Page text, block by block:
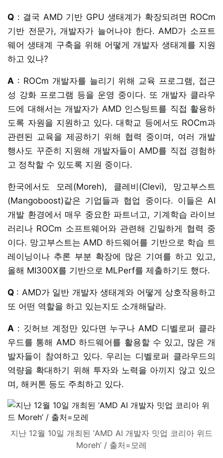
Q : 결국 AMD 기반 GPU 생태계가 확장되려면 ROCm
기반 전문가, 개발자가 늘어나야 한다. AMD가 소프트
웨어 생태계 구축을 위해 어떻게 개발자 생태계를 지원
하고 있나?
A : ROCm 개발자를 늘리기 위해 교육 프로그램, 접근
성 강화 프로그램 등을 운영 중이다. 또 개발자 클라우
드에 대해서는 개발자가 AMD 인스팅트를 직접 활용하
도록 자원을 지원하고 있다. 대학교 등에서도 ROCm과
관련된 교육을 제공하기 위해 협력 중이며, 여러 개발
행사도 꾸준히 지원해 개발자들이 AMD를 직접 경험하
고 정착할 수 있도록 지원 중이다.
한국에서도 모레(Moreh), 클레비(Clevi), 망고부스트
(Mangoboost)같은 기업들과 협업 중이다. 이들은 AI
개발 환경에서 매우 중요한 파트너고, 기계학습 라이브
러리나 ROCm 소프트웨어와 관련해 긴밀하게 협력 중
이다. 망고부스트는 AMD 하드웨어를 기반으로 학습 트
레이닝이나 추론 부분 확장에 많은 기여를 하고 있고,
올해 MI300X를 기반으로 MLPerf를 제출하기도 했다.
Q : AMD가 일반 개발자 생태계와 어떻게 상호작용하고
또 어떤 역할을 하고 있는지도 소개해달라.
A : 깃허브 계정만 있다면 누구나 AMD 디벨로퍼 클라
우드를 통해 AMD 하드웨어를 활용할 수 있고, 많은 개
발자들이 참여하고 있다. 우리는 디벨로퍼 클라우드의
역량을 확대하기 위해 투자와 노력을 아끼지 않고 있으
며, 해커톤 등도 주최하고 있다.
지난 12월 10일 개최된 ‘AMD AI 개발자 밋업 코리아 위드
Moreh’ / 출처=모레